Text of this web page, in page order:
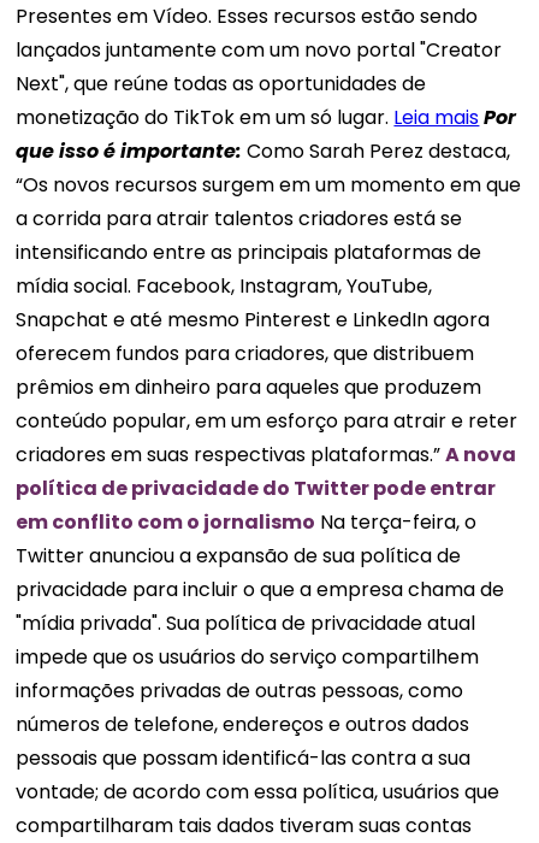
Presentes em Vídeo. Esses recursos estão sendo
lançados juntamente com um novo portal "Creator
Next", que reúne todas as oportunidades de
monetização do TikTok em um só lugar. Leia maisPor
que isso éimportante:Como Sarah Perez destaca,
“Os novos recursos surgem em um momento em que
a corrida para atrair talentos criadores está se
intensificando entre as principais plataformas de
mídia social. Facebook, Instagram, YouTube,
Snapchat e até mesmo Pinterest e LinkedIn agora
oferecem fundos para criadores, que distribuem
prêmios em dinheiro para aqueles que produzem
conteúdo popular, em um esforço para atrair e reter
criadores em suas respectivas plataformas.”A nova
política de privacidade do Twitter pode entrar
em conflito com o jornalismo Na terça-feira, o
Twitter anunciou a expansão de sua política de
privacidade para incluir o que a empresa chama de
"mídia privada". Sua política de privacidade atual
impede que os usuários do serviço compartilhem
informações privadas de outras pessoas, como
números de telefone, endereços e outros dados
pessoais que possam identificá-las contra a sua
vontade; de ​​acordo com essa política, usuários que
compartilharam tais dados tiveram suas contas